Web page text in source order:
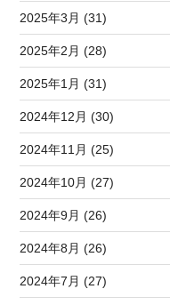
2025年3月 (31)
2025年2月 (28)
2025年1月 (31)
2024年12月 (30)
2024年11月 (25)
2024年10月 (27)
2024年9月 (26)
2024年8月 (26)
2024年7月 (27)